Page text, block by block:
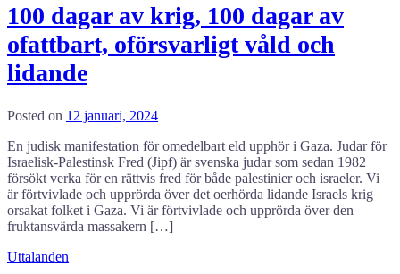
100 dagar av krig, 100 dagar av
ofattbart, oförsvarligt våld och
lidande
Posted on 12 januari, 2024
En judisk manifestation för omedelbart eld upphör i Gaza. Judar för
Israelisk-Palestinsk Fred (Jipf) är svenska judar som sedan 1982
försökt verka för en rättvis fred för både palestinier och israeler. Vi
är förtvivlade och upprörda över det oerhörda lidande Israels krig
orsakat folket i Gaza. Vi är förtvivlade och upprörda över den
fruktansvärda massakern […]
Uttalanden